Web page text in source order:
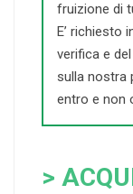
fruizione di
E’ richiesto
verifica e
sulla nostra
entro e non
>